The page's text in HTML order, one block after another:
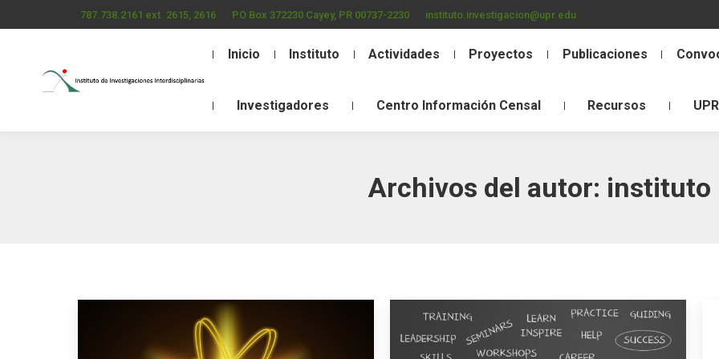
787.738.2161 ext. 2615, 2616 PO Box 372230 Cayey, PR 00737-2230 instituto.investigacion@upr.edu
Inicio Instituto Actividades Proyectos Publicaciones
Investigadores Centro Información Censal Recursos
Archivos del autor: instituto